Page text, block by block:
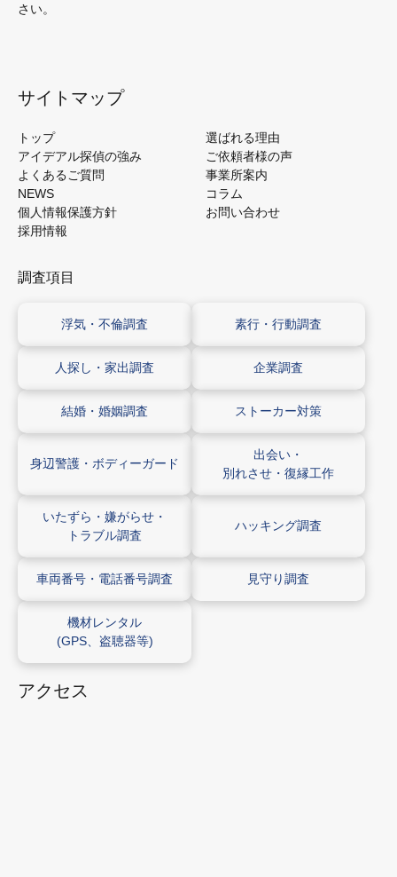
さい。
サイトマップ
トップ
選ばれる理由
アイデアル探偵の強み
ご依頼者様の声
よくあるご質問
事業所案内
NEWS
コラム
個人情報保護方針
お問い合わせ
採用情報
調査項目
浮気・不倫調査 素行・行動調査
人探し・ 家出調査 企業調査
結婚・ 婚姻調査 ストーカー対策
身辺警護・ ボディーガード
出会い・
別れさせ・ 復縁工作
いたずら・ 嫌がらせ・
トラブル調査
ハッキング調査
車両番号・ 電話番号調査 見守り調査
機材レンタル
(GPS、 盗聴器等)
アクセス